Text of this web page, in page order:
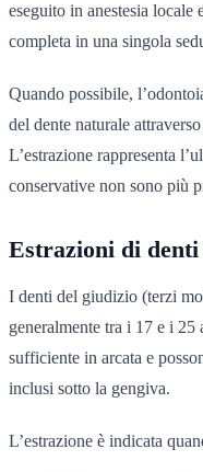
eseguito in anestesia locale
completa in una singola
Quando possibile,
del dente naturale
L’estrazione rappresenta
conservative non sono più
Estrazioni di
I denti del giudizio (terzi
generalmente tra i 17 e i
sufficiente in arcata e
inclusi sotto la gengiva.
L’estrazione è indicata